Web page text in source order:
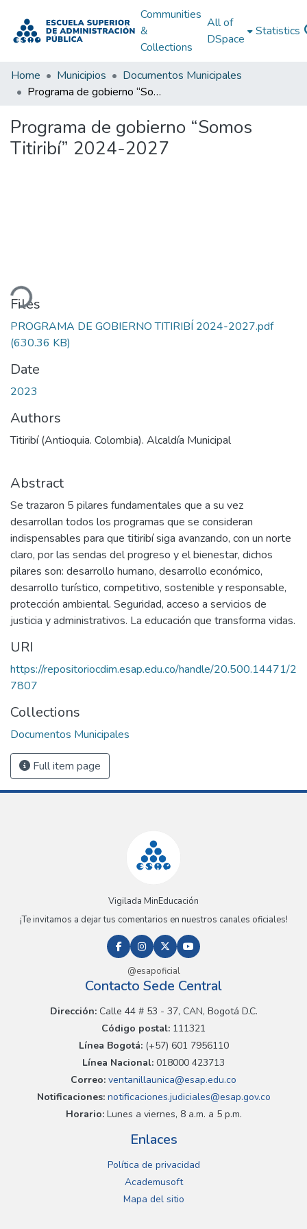
Communities
&
Collections
All of
DSpace
Statistics
Home Municipios
Documentos Municipales
Programa de gobierno “Somos Titiribí” 2024-2027
Programa de gobierno “Somos
Titiribí” 2024-2027
Files
PROGRAMA DE GOBIERNO TITIRIBÍ 2024-2027.pdf
(630.36 KB)
Date
2023
Authors
Titiribí (Antioquia. Colombia). Alcaldía Municipal
Abstract
Se trazaron 5 pilares fundamentales que a su vez
desarrollan todos los programas que se consideran
indispensables para que titiribí siga avanzando, con un norte
claro, por las sendas del progreso y el bienestar, dichos
pilares son: desarrollo humano, desarrollo económico,
desarrollo turístico, competitivo, sostenible y responsable,
protección ambiental. Seguridad, acceso a servicios de
justicia y administrativos. La educación que transforma vidas.
URI
https://repositoriocdim.esap.edu.co/handle/20.500.14471/2
7807
Collections
Documentos Municipales
Full item page
Vigilada MinEducación
¡Te invitamos a dejar tus comentarios en nuestros canales oficiales!
@esapoficial
Contacto Sede Central
Dirección:Calle 44 # 53 - 37, CAN, Bogotá D.C.
Código postal: 111321
Línea Bogotá:(+57) 601 7956110
Línea Nacional: 018000 423713
Correo: ventanillaunica@esap.edu.co
Notificaciones:notificaciones.judiciales@esap.gov.co
Horario:Lunes a viernes, 8 a.m. a 5 p.m.
Enlaces
Política de privacidad
Academusoft
Mapa del sitio